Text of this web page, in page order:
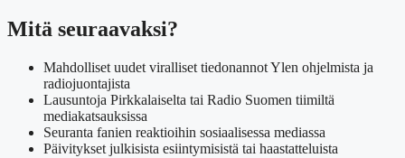
Mitä seuraavaksi?
Mahdolliset uudet viralliset tiedonannot Ylen ohjelmista ja
radiojuontajista
Lausuntoja Pirkkalaiselta tai Radio Suomen tiimiltä
mediakatsauksissa
Seuranta fanien reaktioihin sosiaalisessa mediassa
Päivitykset julkisista esiintymisistä tai haastatteluista